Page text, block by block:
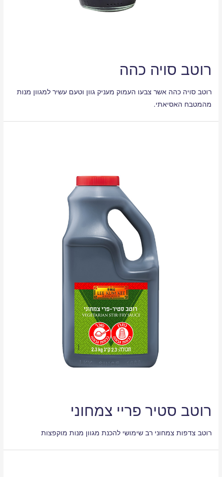
רוטב סויה כהה
רוטב סויה כהה אשר צבעו העמוק מעניק גוון וטעם עשיר למגוון מנות
מהמטבח האסיאתי.
רוטב סטיר פריי צמחוני
רוטב צדפות צמחוני רב שימושי להכנת מגוון מנות מוקפצות